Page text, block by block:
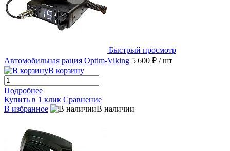
Быстрый просмотр
Автомобильная рация Optim-Viking 5 600 ₽ / шт
В корзину
Подробнее
Купить в 1 клик Сравнение
В избранное
В наличии